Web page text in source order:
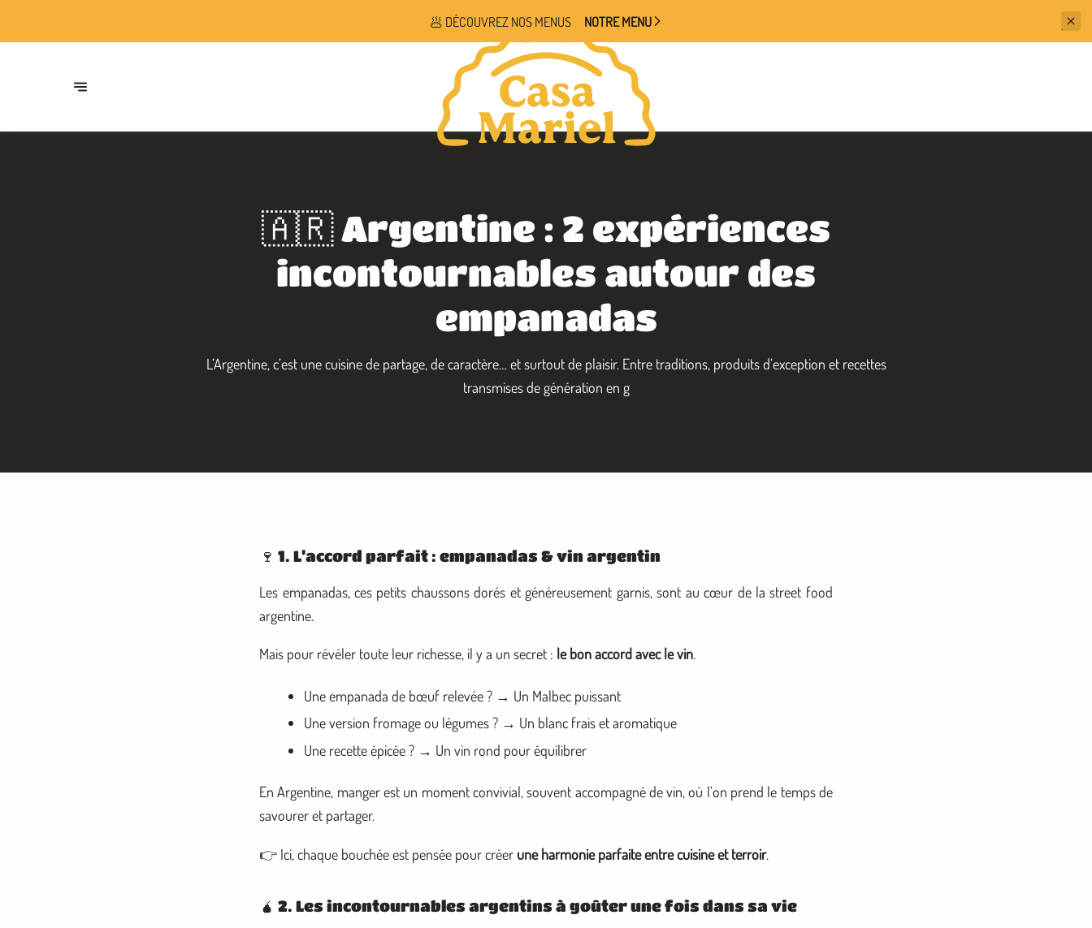
🥟 DÉCOUVREZ NOS MENUS NOTRE MENU
🇦🇷 Argentine : 2 expériences
incontournables autour des
empanadas
L’Argentine, c’est une cuisine de partage, de caractère… et surtout de plaisir. Entre traditions, produits d’exception et recettes
transmises de génération en g
🍷 1. L’accord parfait : empanadas & vin argentin
Les empanadas, ces petits chaussons dorés et généreusement garnis, sont au cœur de la street food
argentine.
Mais pour révéler toute leur richesse, il y a un secret : le bon accord avec le vin.
Une empanada de bœuf relevée ? → Un Malbec puissant
Une version fromage ou légumes ? → Un blanc frais et aromatique
Une recette épicée ? → Un vin rond pour équilibrer
En Argentine, manger est un moment convivial, souvent accompagné de vin, où l’on prend le temps de
savourer et partager.
👉 Ici, chaque bouchée est pensée pour créer une harmonie parfaite entre cuisine et terroir.
🧉 2. Les incontournables argentins à goûter une fois dans sa vie